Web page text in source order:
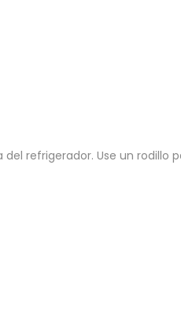
del refrigerador. Use un rodillo